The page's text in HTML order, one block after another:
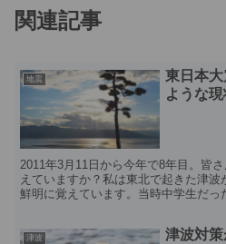
関連記事
地震
東日本
ような
2011年3月11日から今年で8年目。皆
えていますか？私は東北で起きた津
鮮明に覚えています。当時中学生だっ
津波
津波対策